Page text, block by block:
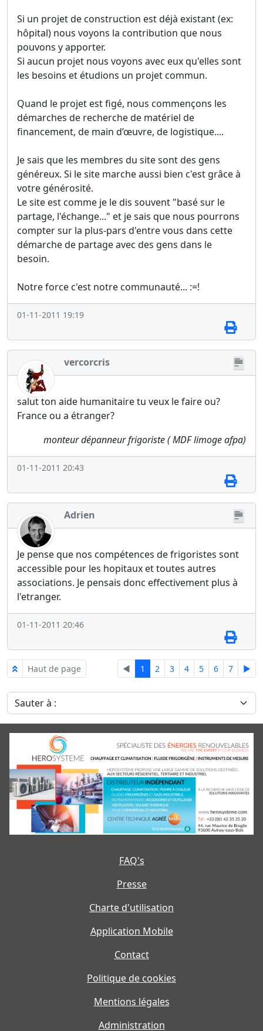
Si un projet de construction est déjà existant (ex:
hôpital) nous voyons la contribution que nous
pouvons y apporter.
Si aucun projet nous voyons avec eux qu'elles sont
les besoins et étudions un projet commun.
Quand le projet est figé, nous commençons les
démarches de recherche de matériel de
financement, de main d’œuvre, de logistique....
Je sais que les membres du site sont des gens
généreux. Si le site marche aussi bien c'est grâce à
votre générosité.
Le site est comme je le dis souvent "basé sur le
partage, l'échange..." et je sais que nous pourrons
compter sur la plus-pars d'entre vous dans cette
démarche de partage avec des gens dans le
besoin.
Notre force c'est notre communauté... :=!
01-11-2011 19:19
vercorcris
salut ton aide humanitaire tu veux le faire ou?
France ou a étranger?
monteur dépanneur frigoriste ( MDF limoge afpa)
01-11-2011 20:43
Adrien
Je pense que nos compétences de frigoristes sont
accessible pour les hopitaux et toutes autres
associations. Je pensais donc effectivement plus à
l'etranger.
01-11-2011 20:46
Haut de page ◄ 1 2 3 4 5 6 7 ►
Sauter à :
FAQ's
Presse
Charte d'utilisation
Application Mobile
Contact
Politique de cookies
Mentions légales
Administration